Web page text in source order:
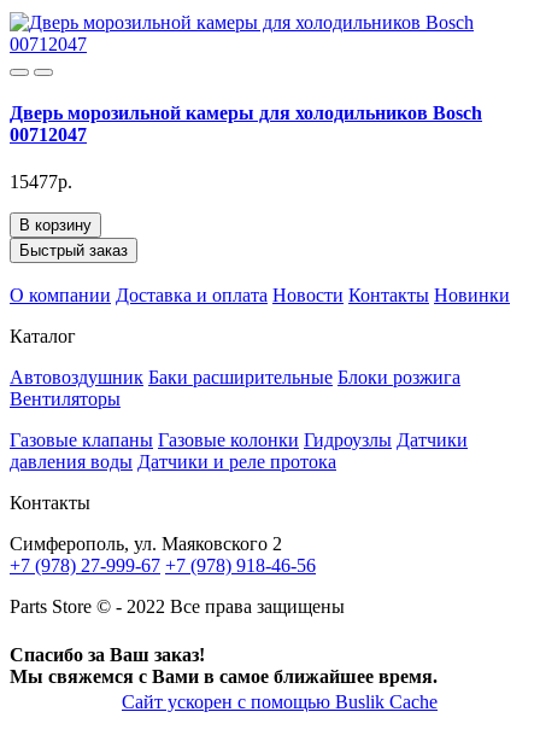
Дверь морозильной камеры для холодильников Bosch
00712047
15477р.
В корзину
Быстрый заказ
О компании Доставка и оплата Новости Контакты Новинки
Каталог
Автовоздушник Баки расширительные Блоки розжига
Вентиляторы
Газовые клапаны Газовые колонки Гидроузлы Датчики
давления воды Датчики и реле протока
Контакты
Симферополь, ул. Маяковского 2
+7 (978) 27-999-67 +7 (978) 918-46-56
Parts Store © - 2022 Все права защищены
Спасибо за Ваш заказ!
Мы свяжемся с Вами в самое ближайшее время.
Сайт ускорен с помощью Buslik Cache